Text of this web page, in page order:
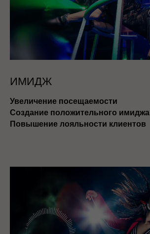
ИМИДЖ
Увеличение посещаемости
Создание положительного имиджа
Повышение лояльности клиентов